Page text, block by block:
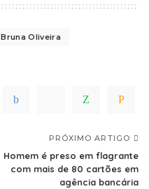
Bruna Oliveira
PRÓXIMO ARTIGO
Homem é preso em flagrante
com mais de 80 cartões em
agência bancária